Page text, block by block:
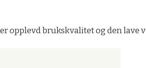
opplevd brukskvalitet og den lave